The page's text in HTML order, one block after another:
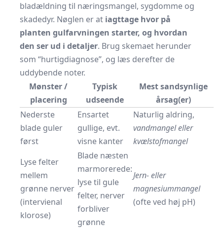
bladældning til næringsmangel, sygdomme og
skadedyr. Nøglen er at iagttage hvor på
planten gulfarvningen starter, og hvordan
den ser ud i detaljer. Brug skemaet herunder
som “hurtigdiagnose”, og læs derefter de
uddybende noter.
Mønster /
placering
Typisk
udseende
Mest sandsynlige
årsag(er)
Nederste
blade guler
først
Ensartet
gullige, evt.
visne kanter
Naturlig aldring,
vandmangel eller
kvælstofmangel
Lyse felter
mellem
grønne nerver
(intervienal
klorose)
Blade næsten
marmorerede:
lyse til gule
felter, nerver
forbliver
grønne
Jern- eller
magnesiummangel
(ofte ved høj pH)